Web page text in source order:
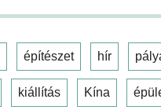
építészet hír
kiállítás Kína